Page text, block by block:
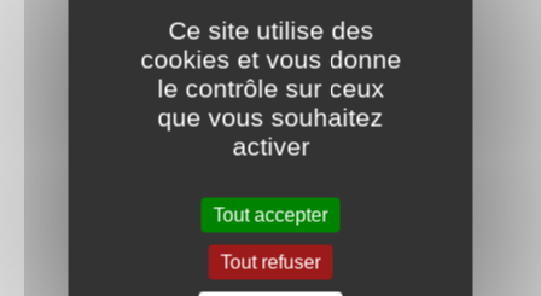
Ce site utilise des
cookies et vous donne
le contrôle sur ceux
que vous souhaitez
activer
Tout accepter
Tout refuser